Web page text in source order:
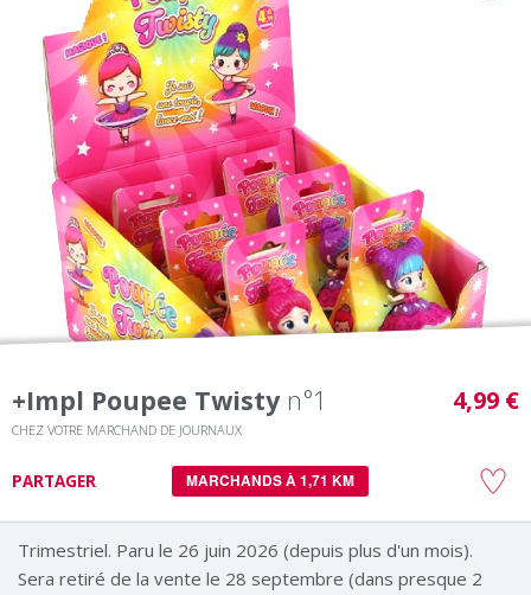
+impl Poupee Twisty n°1
CHEZ VOTRE MARCHAND DE JOURNAUX
4,99 €
PARTAGER MARCHANDS À 1,71 KM
Trimestriel. Paru le 26 juin 2026 (depuis plus d'un mois).
Sera retiré de la vente le 28 septembre (dans presque 2